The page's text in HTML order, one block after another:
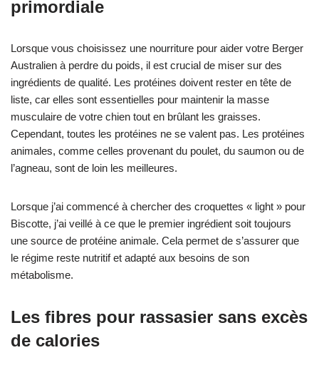
primordiale
Lorsque vous choisissez une nourriture pour aider votre Berger
Australien à perdre du poids, il est crucial de miser sur des
ingrédients de qualité. Les protéines doivent rester en tête de
liste, car elles sont essentielles pour maintenir la masse
musculaire de votre chien tout en brûlant les graisses.
Cependant, toutes les protéines ne se valent pas. Les protéines
animales, comme celles provenant du poulet, du saumon ou de
l’agneau, sont de loin les meilleures.
Lorsque j’ai commencé à chercher des croquettes « light » pour
Biscotte, j’ai veillé à ce que le premier ingrédient soit toujours
une source de protéine animale. Cela permet de s’assurer que
le régime reste nutritif et adapté aux besoins de son
métabolisme.
Les fibres pour rassasier sans excès
de calories